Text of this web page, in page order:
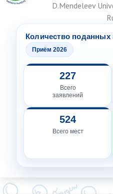
D.Mendeleev
Количество поданных
Приём 2026
227
Всего
заявлений
524
Всего мест